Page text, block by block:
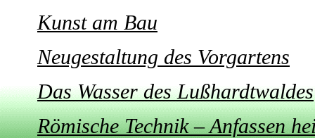
Kunst am Bau
Neugestaltung des Vorgartens
Das Wasser des Lußhardtwaldes
Römische Technik – Anfassen